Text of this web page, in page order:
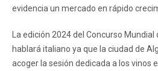
evidencia un mercado en rápido
La edición 2024 del Concurso
hablará italiano ya que la ciudad de
acoger la sesión dedicada a los vinos